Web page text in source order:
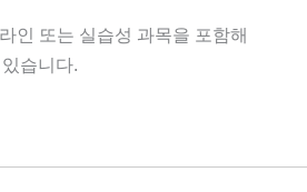
인 또는 실습성 과목을 포함해
습니다.